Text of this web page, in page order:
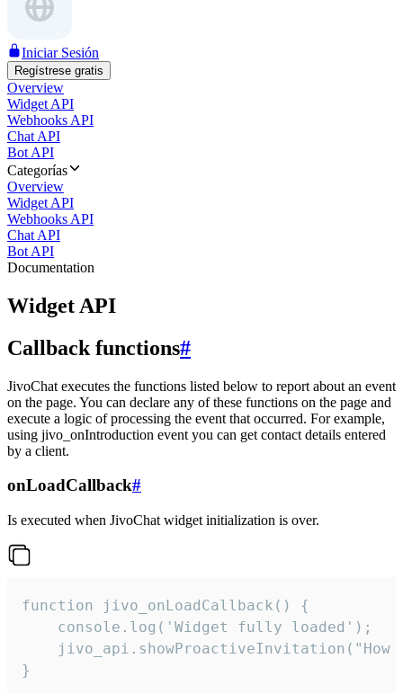
Iniciar Sesión
Regístrese gratis
Overview
Widget API
Webhooks API
Chat API
Bot API
Categorías
Overview
Widget API
Webhooks API
Chat API
Bot API
Documentation
Widget API
Callback functions#
JivoChat executes the functions listed below to report about an event
on the page. You can declare any of these functions on the page and
execute a logic of processing the event that occurred. For example,
using jivo_onIntroduction event you can get contact details entered
by a client.
onLoadCallback#
Is executed when JivoChat widget initialization is over.
function jivo_onLoadCallback() {
    console.log('Widget fully loaded');
jivo_api.showProactiveInvitation("How
}